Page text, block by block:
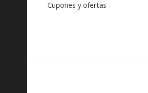
Cupones y ofertas